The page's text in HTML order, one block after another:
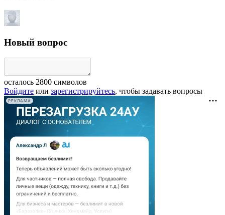
Новый вопрос
осталось 2800 символов
Войдите или зарегистрируйтесь, чтобы задавать вопросы
РЕКЛАМА